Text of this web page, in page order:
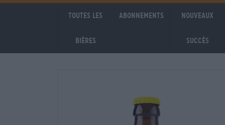
Toutes les
bières
Abonnements Nouveaux
succès